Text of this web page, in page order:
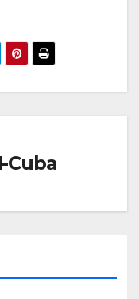
Cuba